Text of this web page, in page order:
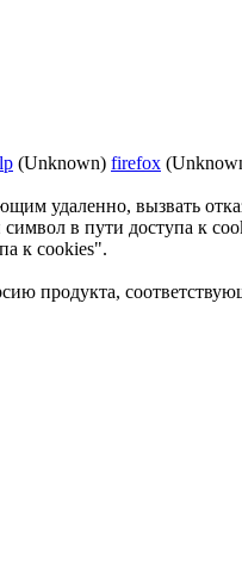
(Unknown) firefox
удаленно, вызвать
в пути доступа к
к cookies".
продукта,